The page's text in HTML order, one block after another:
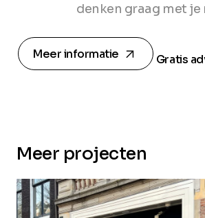
denken graag met je
Meer informatiearrow_forward Gratis
Meer projecten